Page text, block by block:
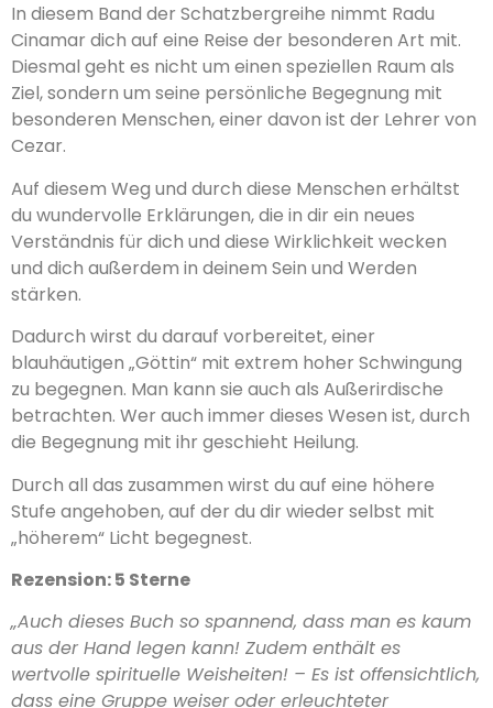
In diesem Band der Schatzbergreihe nimmt Radu
Cinamar dich auf eine Reise der besonderen Art mit.
Diesmal geht es nicht um einen speziellen Raum als
Ziel, sondern um seine persönliche Begegnung mit
besonderen Menschen, einer davon ist der Lehrer von
Cezar.
Auf diesem Weg und durch diese Menschen erhältst
du wundervolle Erklärungen, die in dir ein neues
Verständnis für dich und diese Wirklichkeit wecken
und dich außerdem in deinem Sein und Werden
stärken.
Dadurch wirst du darauf vorbereitet, einer
blauhäutigen „Göttin“ mit extrem hoher Schwingung
zu begegnen. Man kann sie auch als Außerirdische
betrachten. Wer auch immer dieses Wesen ist, durch
die Begegnung mit ihr geschieht Heilung.
Durch all das zusammen wirst du auf eine höhere
Stufe angehoben, auf der du dir wieder selbst mit
„höherem“ Licht begegnest.
Rezension: 5 Sterne
„Auch dieses Buch so spannend, dass man es kaum
aus der Hand legen kann! Zudem enthält es
wertvolle spirituelle Weisheiten! – Es ist offensichtlich,
dass eine Gruppe weiser oder erleuchteter